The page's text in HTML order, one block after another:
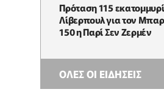
Πρόταση 115
Λίβερπουλ για τον
150 η Παρί Σεν Ζερμέν
ΟΛΕΣ ΟΙ ΕΙΔΗΣΕΙΣ